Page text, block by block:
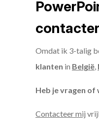
Omdat ik 3-talig
klanten in België,
Heb je vragen
Contacteer mij